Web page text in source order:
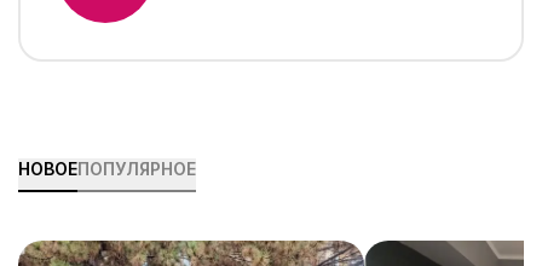
НОВОЕПОПУЛЯРНОЕ